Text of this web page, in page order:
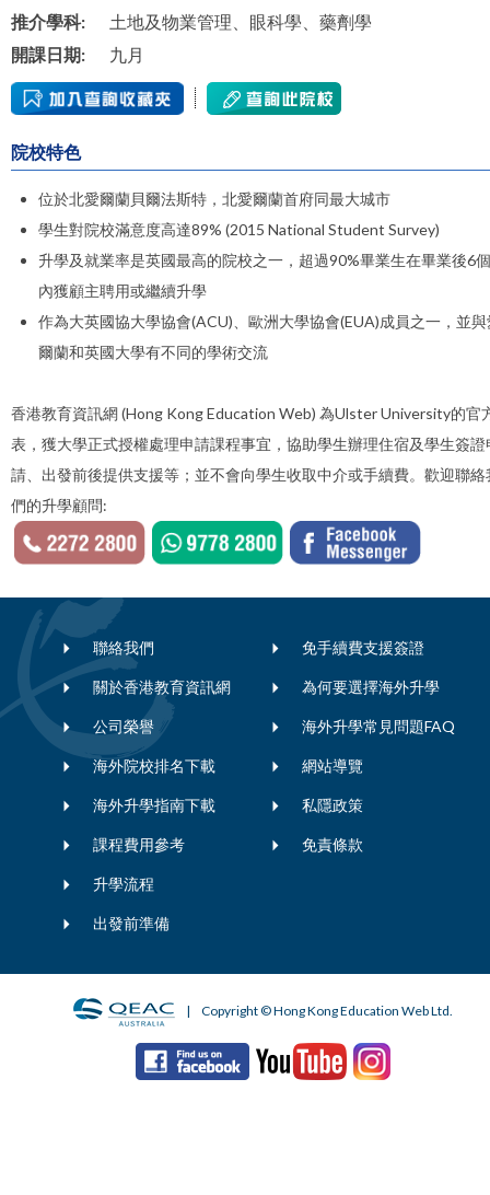
推介學科:
土地及物業管理、眼科學、藥劑學
開課日期:
九月
院校特色
位於北愛爾蘭貝爾法斯特， 北愛爾蘭首府同最大城市
學生對院校滿意度高達89% (2015 National Student Survey)
升學及就業率是英國最高的院校之一，超過90%畢業生在畢業後6
內獲顧主聘用或繼續升學
作為大英國協大學協會(ACU)、歐洲大學協會(EUA)成員之一，並與
爾蘭和英國大學有不同的學術交流
香港教育資訊網 (Hong Kong Education Web) 為Ulster University的官
表，獲大學正式授權處理申請課程事宜，協助學生辦理住宿及學生簽證
請、出發前後提供支援等；並不會向學生收取中介或手續費。歡迎聯絡
們的升學顧問:
聯絡我們
關於香港教育資訊網
公司榮譽
海外院校排名下載
海外升學指南下載
課程費用參考
升學流程
出發前準備
免手續費支援簽證
為何要選擇海外升學
海外升學常見問題FAQ
網站導覽
私隱政策
免責條款
| Copyright © Hong Kong Education Web Ltd.